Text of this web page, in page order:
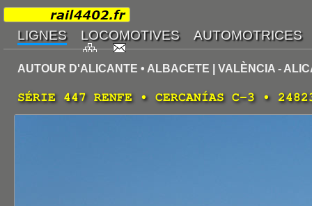
AUTOUR D'ALICANTE • ALBACETE | VALÈNCIA -
SÉRIE 447 RENFE • CERCANÍAS C-3 •